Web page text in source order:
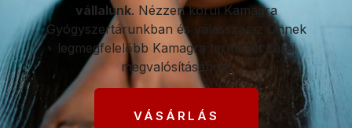
vállalunk. Nézzen körül Kamagra
Gyógyszertárunkban és válassza az Önnek
legmegfelelőbb Kamagra terméket céljai
megvalósításához!
VÁSÁRLÁS